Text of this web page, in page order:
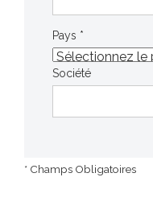
Pays *
Société
* Champs Obligatoires